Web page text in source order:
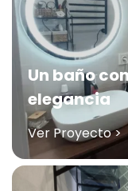
Un baño
elegancia
Ver Proyecto >